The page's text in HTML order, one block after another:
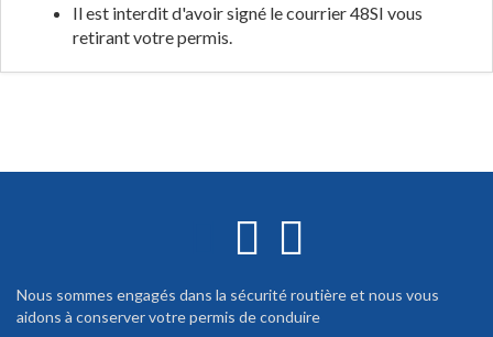
Il est interdit d'avoir signé le courrier 48SI vous
retirant votre permis.
Nous sommes engagés dans la sécurité routière et nous vous
aidons à conserver votre permis de conduire